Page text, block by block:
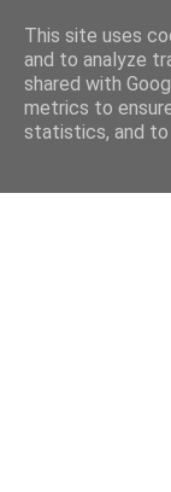
This site uses
and to analyze
shared with
metrics to
statistics, and to